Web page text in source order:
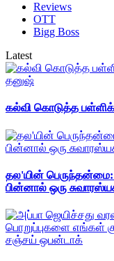
Reviews
OTT
Bigg Boss
Latest
கல்வி கொடுத்த
தல'யின் பெருந்தன்மை:
பின்னால் ஒரு